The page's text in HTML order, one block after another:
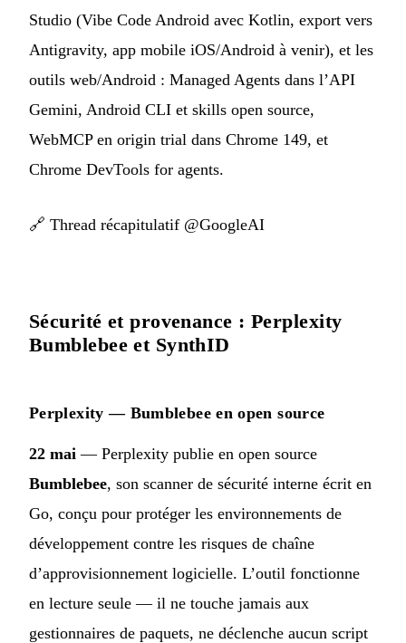
Studio (Vibe Code Android avec Kotlin, export vers
Antigravity, app mobile iOS/Android à venir), et les
outils web/Android : Managed Agents dans l’API
Gemini, Android CLI et skills open source,
WebMCP en origin trial dans Chrome 149, et
Chrome DevTools for agents.
🔗 Thread récapitulatif @GoogleAI
Sécurité et provenance : Perplexity
Bumblebee et SynthID
Perplexity — Bumblebee en open source
22 mai — Perplexity publie en open source
Bumblebee, son scanner de sécurité interne écrit en
Go, conçu pour protéger les environnements de
développement contre les risques de chaîne
d’approvisionnement logicielle. L’outil fonctionne
en lecture seule — il ne touche jamais aux
gestionnaires de paquets, ne déclenche aucun script